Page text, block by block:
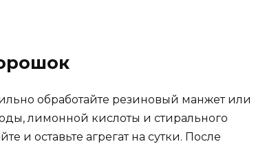
обработайте резиновый манжет или
лимонной кислоты и стирального
и оставьте агрегат на сутки. После